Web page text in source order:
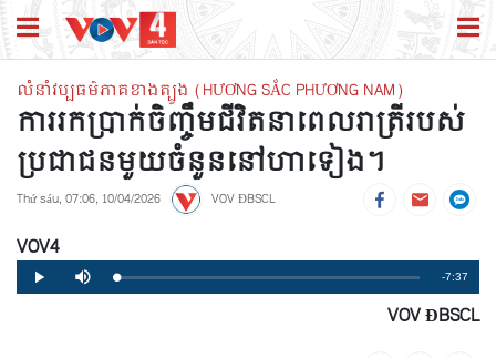
លំនាំវប្បធម៌ភាគខាងត្បូង (HƯƠNG SẮC PHƯƠNG NAM)
ការរកប្រាក់ចិញ្ចឹមជីវិតនាពេលរាត្រីរបស់
ប្រជាជនមួយចំនួននៅហាទៀង។
Thứ sáu, 07:06, 10/04/2026 VOV ĐBSCL
VOV4
Play Mute Loaded:
0%
Progress:
0%
Remaining
Time
-7:37
VOV ĐBSCL